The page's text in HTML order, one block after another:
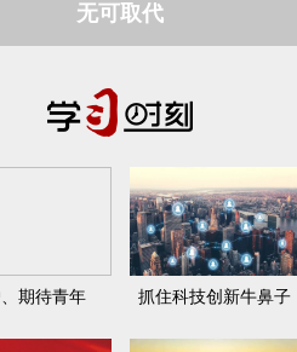
无可取代
期待青年 抓住科技创新牛鼻子